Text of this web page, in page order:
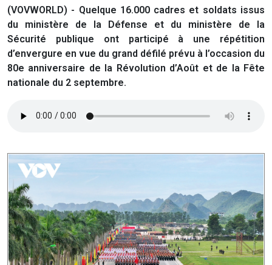
(VOVWORLD) - Quelque 16.000 cadres et soldats issus
du ministère de la Défense et du ministère de la
Sécurité publique ont participé à une répétition
d’envergure en vue du grand défilé prévu à l’occasion du
80e anniversaire de la Révolution d’Août et de la Fête
nationale du 2 septembre.